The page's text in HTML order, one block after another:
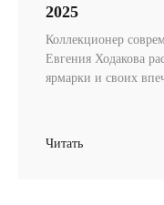
2025
Коллекционер
Евгения Ходакова
ярмарки и своих
Читать